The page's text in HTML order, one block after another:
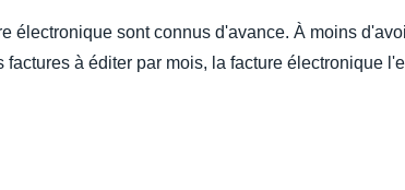
électronique sont connus d'avance. À moins
à éditer par mois, la facture électronique